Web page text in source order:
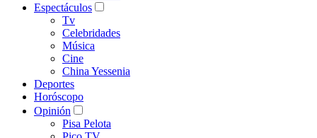
Espectáculos
Tv
Celebridades
Música
Cine
China Yessenia
Deportes
Horóscopo
Opinión
Pisa Pelota